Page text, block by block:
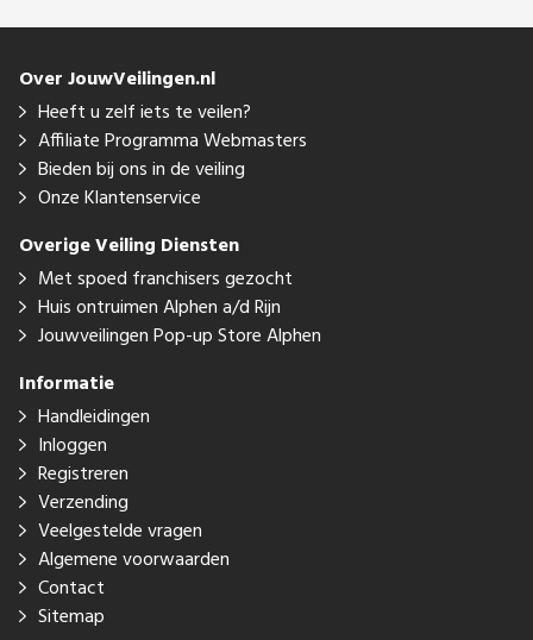
Over JouwVeilingen.nl
Heeft u zelf iets te veilen?
Affiliate Programma Webmasters
Bieden bij ons in de veiling
Onze Klantenservice
Overige Veiling Diensten
Met spoed franchisers gezocht
Huis ontruimen Alphen a/d Rijn
Jouwveilingen Pop-up Store Alphen
Informatie
Handleidingen
Inloggen
Registreren
Verzending
Veelgestelde vragen
Algemene voorwaarden
Contact
Sitemap